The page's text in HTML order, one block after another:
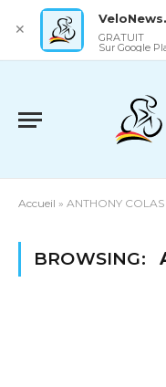
Accueil » ANTHONY COLAS
BROWSING:
✕ GRATUIT
Sur Google